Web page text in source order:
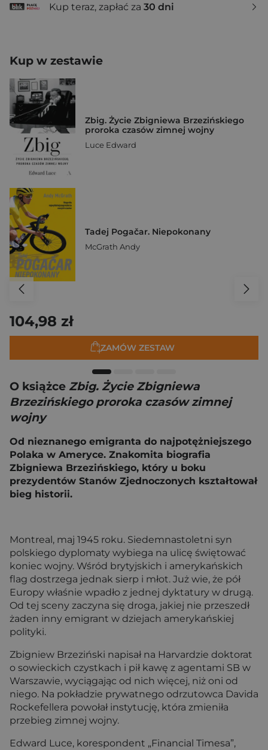
Kup teraz, zapłać za 30 dni
Kup w zestawie
Zbig. Życie Zbigniewa Brzezińskiego
proroka czasów zimnej wojny
Luce Edward
Tadej Pogačar. Niepokonany
McGrath Andy
104,98 zł
ZAMÓW ZESTAW
O książce Zbig. Życie Zbigniewa
Brzezińskiego proroka czasów zimnej
wojny
Od nieznanego emigranta do najpotężniejszego
Polaka w Ameryce. Znakomita biografia
Zbigniewa Brzezińskiego, który u boku
prezydentów Stanów Zjednoczonych kształtował
bieg historii.
Montreal, maj 1945 roku. Siedemnastoletni syn
polskiego dyplomaty wybiega na ulicę świętować
koniec wojny. Wśród brytyjskich i amerykańskich
flag dostrzega jednak sierp i młot. Już wie, że pół
Europy właśnie wpadło z jednej dyktatury w drugą.
Od tej sceny zaczyna się droga, jakiej nie przeszedł
żaden inny emigrant w dziejach amerykańskiej
polityki.
Zbigniew Brzeziński napisał na Harvardzie doktorat
o sowieckich czystkach i pił kawę z agentami SB w
Warszawie, wyciągając od nich więcej, niż oni od
niego. Na pokładzie prywatnego odrzutowca Davida
Rockefellera powołał instytucję, która zmieniła
przebieg zimnej wojny.
Edward Luce, korespondent „Financial Timesa”,